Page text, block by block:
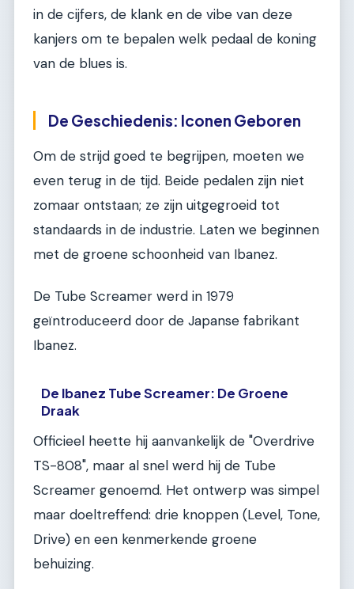
in de cijfers, de klank en de vibe van deze
kanjers om te bepalen welk pedaal de koning
van de blues is.
De Geschiedenis: Iconen Geboren
Om de strijd goed te begrijpen, moeten we
even terug in de tijd. Beide pedalen zijn niet
zomaar ontstaan; ze zijn uitgegroeid tot
standaards in de industrie. Laten we beginnen
met de groene schoonheid van Ibanez.
De Tube Screamer werd in 1979
geïntroduceerd door de Japanse fabrikant
Ibanez.
De Ibanez Tube Screamer: De Groene
Draak
Officieel heette hij aanvankelijk de "Overdrive
TS-808", maar al snel werd hij de Tube
Screamer genoemd. Het ontwerp was simpel
maar doeltreffend: drie knoppen (Level, Tone,
Drive) en een kenmerkende groene
behuizing.